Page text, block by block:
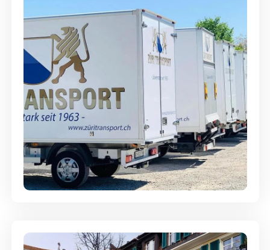
Möbellagerung - Alles sicher
aufbewahrt